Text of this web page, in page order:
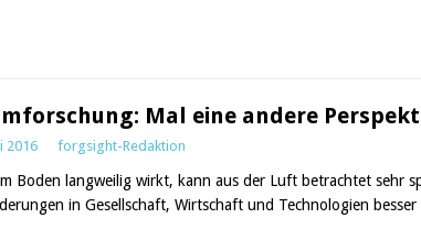
Mal eine andere
2016 forgsight-Redaktion
Boden langweilig wirkt, kann aus der Luft betrachtet sehr
in Gesellschaft, Wirtschaft und Technologien